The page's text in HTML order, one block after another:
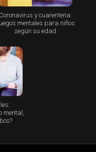
Coronavirus y cuarentena:
mentales para niños
según su edad
mental,